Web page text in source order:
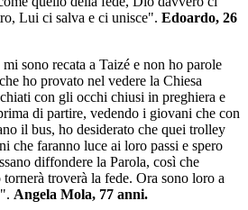
Lui ci salva e ci unisce". Edoardo, 26
sono recata a Taizé e non ho parole
ho provato nel vedere la Chiesa
con gli occhi chiusi in preghiera e
di partire, vedendo i giovani che con
il bus, ho desiderato che quei trolley
che faranno luce ai loro passi e spero
diffondere la Parola, così che
troverà la fede. Ora sono loro a
Angela Mola, 77 anni.